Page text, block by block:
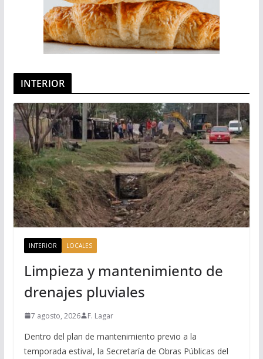
INTERIOR
INTERIOR LOCALES
Limpieza y mantenimiento de
drenajes pluviales
7 agosto, 2026 F. Lagar
Dentro del plan de mantenimiento previo a la
temporada estival, la Secretaría de Obras Públicas del